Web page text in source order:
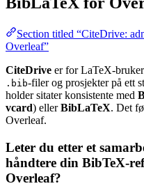
Section titled “CiteDrive:
Overleaf”
CiteDrive er for LaTeX-
.bib-filer og prosjekter på ett
holder sitater konsistente med
vcard) ellerBibLaTeX. Det
Overleaf.
Leter du etter et
håndtere din BibTeX-
Overleaf?